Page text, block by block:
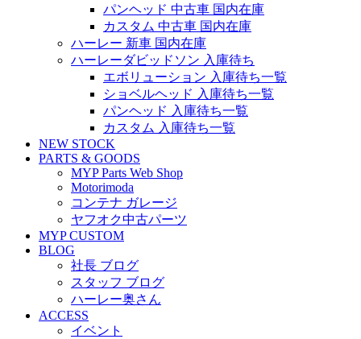
パンヘッド 中古車 国内在庫
カスタム 中古車 国内在庫
ハーレー 新車 国内在庫
ハーレーダビッドソン 入庫待ち
エボリューション 入庫待ち一覧
ショベルヘッド 入庫待ち一覧
パンヘッド 入庫待ち一覧
カスタム 入庫待ち一覧
NEW STOCK
PARTS & GOODS
MYP Parts Web Shop
Motorimoda
コンテナ ガレージ
ヤフオク中古パーツ
MYP CUSTOM
BLOG
社長 ブログ
スタッフ ブログ
ハーレー奥さん
ACCESS
イベント